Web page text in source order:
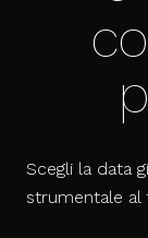
Scegli la data
strumentale al